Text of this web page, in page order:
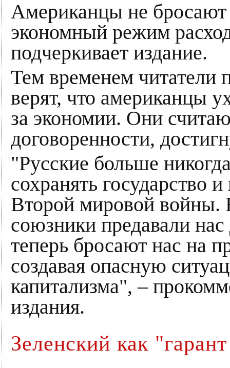
Американцы не бросают
экономный режим
подчеркивает издание.
Тем временем читатели
верят, что американцы
за экономии. Они
договоренности,
"Русские больше
сохранять государство
Второй мировой войны.
союзники предавали
теперь бросают нас на
создавая опасную
капитализма", –
издания.
Зеленский как